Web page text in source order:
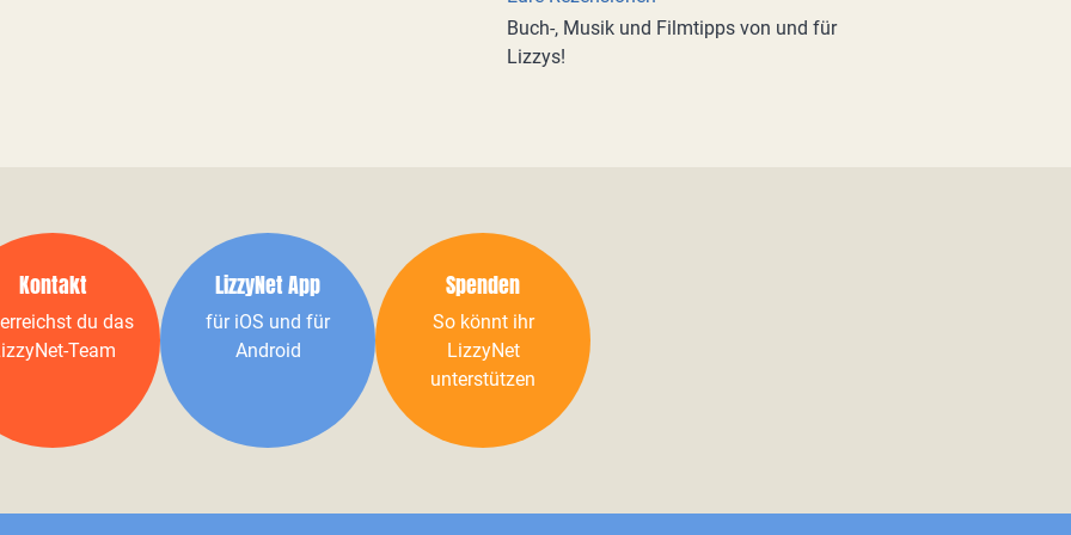
Buch-, Musik und Filmtipps von und für
Lizzys!
Kontakt
du das
Team
LizzyNet App
für iOS und für
Android
Spenden
So könnt ihr
LizzyNet
unterstützen